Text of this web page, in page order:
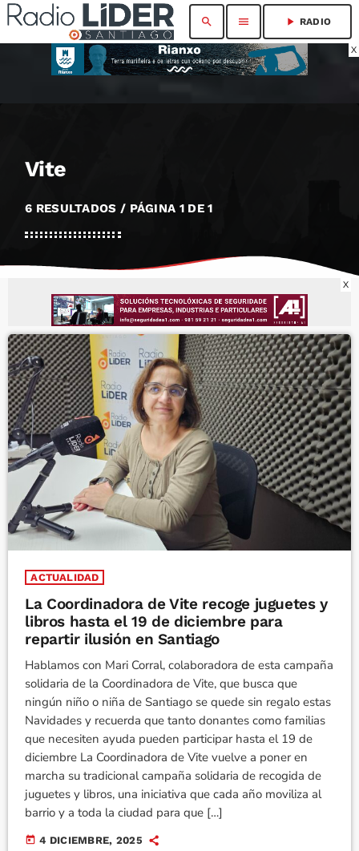
X
search menu play_arrow RADIO
Vite
6 RESULTADOS / PÁGINA 1 DE 1
X
ACTUALIDAD
La Coordinadora de Vite recoge juguetes y
libros hasta el 19 de diciembre para
repartir ilusión en Santiago
Hablamos con Mari Corral, colaboradora de esta campaña
solidaria de la Coordinadora de Vite, que busca que
ningún niño o niña de Santiago se quede sin regalo estas
Navidades y recuerda que tanto donantes como familias
que necesiten ayuda pueden participar hasta el 19 de
diciembre La Coordinadora de Vite vuelve a poner en
marcha su tradicional campaña solidaria de recogida de
juguetes y libros, una iniciativa que cada año moviliza al
barrio y a toda la ciudad para que […]
today 4 DICIEMBRE, 2025